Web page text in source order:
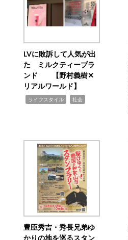
LVに敗訴して人気が出
た ミルクティーブラ
ンド 【野村義樹✕
リアルワールド】
ライフスタイル 社会
豊臣秀吉・秀長兄弟ゆ
かりの地を巡るスタン